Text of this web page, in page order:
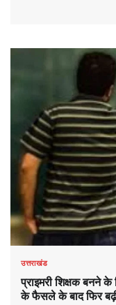
उत्तराखंड
प्राइमरी शिक्षक बनने
के फैसले के बाद फिर